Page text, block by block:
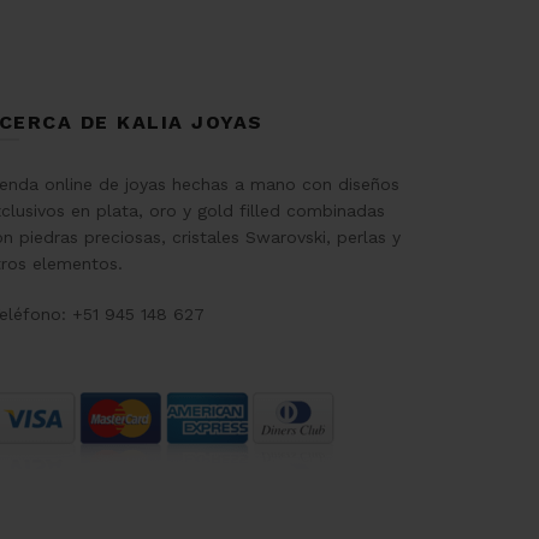
DE KALIA JOYAS
online de joyas hechas a mano con diseños
en plata, oro y gold filled combinadas
piedras preciosas, cristales Swarovski, perlas y
elementos.
+51 945 148 627